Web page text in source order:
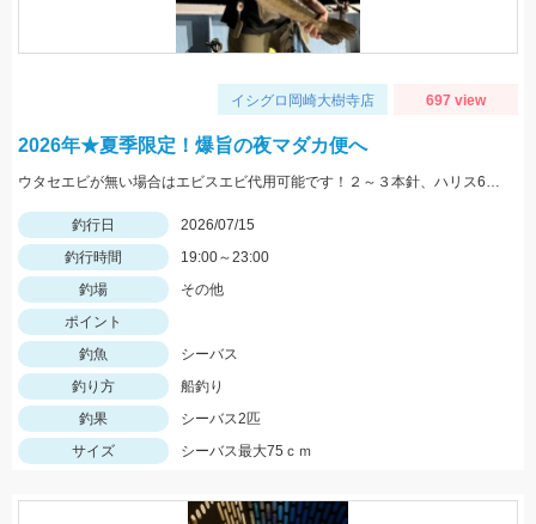
イシグロ岡崎大樹寺店 697 view
2026年★夏季限定！爆旨の夜マダカ便へ
ウタセエビが無い場合はエビスエビ代用可能です！２～３本針、ハリス6号以上がおすすめ。
釣行日
2026/07/15
釣行時間
19:00～23:00
釣場
その他
ポイント
釣魚
シーバス
釣り方
船釣り
釣果
シーバス2匹
サイズ
シーバス最大75ｃｍ